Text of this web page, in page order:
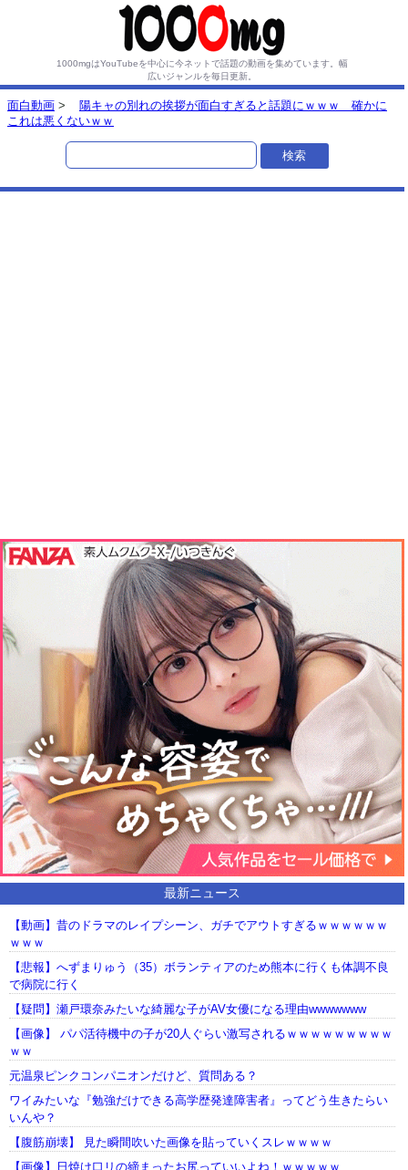
1000mgはYouTubeを中心に今ネットで話題の動画を集めています。 幅
広いジャンルを毎日更新。
面白動画 >
陽キャの別れの挨拶が面白すぎると話題にｗｗｗ 確かに
これは悪くないｗｗ
最新ニュース
【動画】昔のドラマのレイプシーン、ガチでアウトすぎるｗｗｗｗｗｗ
ｗｗｗ
【悲報】へずまりゅう（35）ボランティアのため熊本に行くも体調不良
で病院に行く
【疑問】瀬戸環奈みたいな綺麗な子がAV女優になる理由wwwwwww
【画像】 パパ活待機中の子が20人ぐらい激写されるｗｗｗｗｗｗｗｗｗ
ｗｗ
元温泉ピンクコンパニオンだけど、質問ある？
ワイみたいな『勉強だけできる高学歴発達障害者』ってどう生きたらい
いんや？
【腹筋崩壊】 見た瞬間吹いた画像を貼っていくスレｗｗｗｗ
【画像】日焼け口リの締まったお尻っていいよね！ｗｗｗｗｗ